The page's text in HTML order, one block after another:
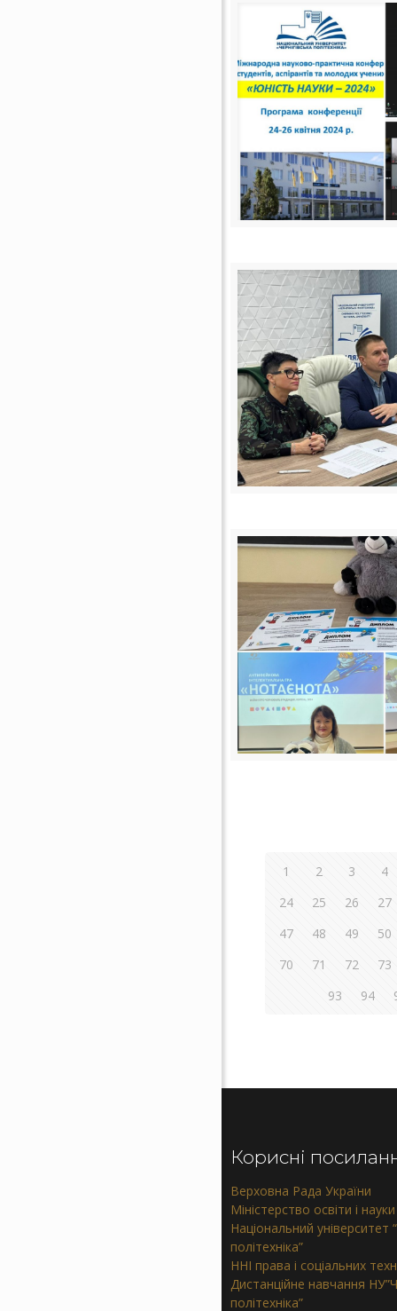
1 2 3
4
24
25 26
27
47
48 49
50
70
71 72
73
93
94
Корисні
Верховна Рада України
Міністерство освіти і
Національний університет
політехніка”
ННІ права і соціальних
Дистанційне навчання
політехніка”